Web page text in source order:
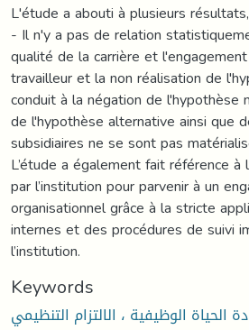
L'étude a abouti à plusieurs
- Il n'y a pas de relation
qualité de la carrière et
travailleur et la non réalisation de
conduit à la négation de l'hypothèse
de l'hypothèse alternative ainsi que
subsidiaires ne se sont pas
L’étude a également fait référence
par l’institution pour parvenir à un
organisationnel grâce à la stricte
internes et des procédures de suivi
l’institution.
Keywords
الحياة الوظيفية ، الالتزام التنظيمي